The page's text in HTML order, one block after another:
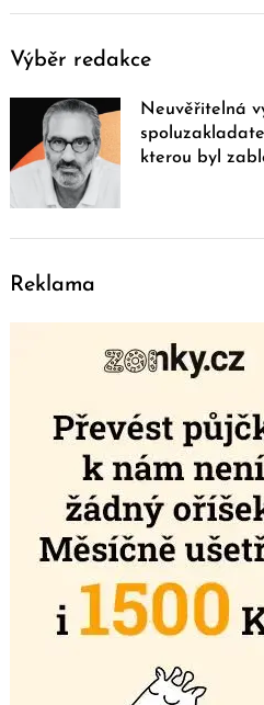
Výběr redakce
Neuvěřitelná
kterou byl
Reklama